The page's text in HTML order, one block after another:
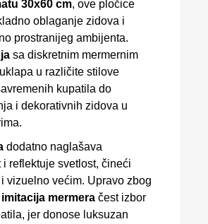
30x60 cm, ove pločice
oblaganje zidova i
prostranijeg ambijenta.
sa diskretnim mermernim
u različite stilove
kupatila do
i dekorativnih zidova u
dodatno naglašava
i reflektuje svetlost, čineći
vizuelno većim. Upravo zbog
mermera čest izbor
jer donose luksuzan